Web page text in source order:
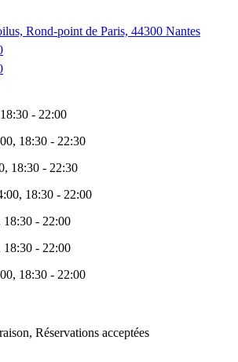
Rond-point de Paris, 44300 Nantes
- 22:00
18:30 - 22:30
18:30 - 22:30
18:30 - 22:00
- 22:00
18:30 - 22:00
18:30 - 22:00
Réservations acceptées